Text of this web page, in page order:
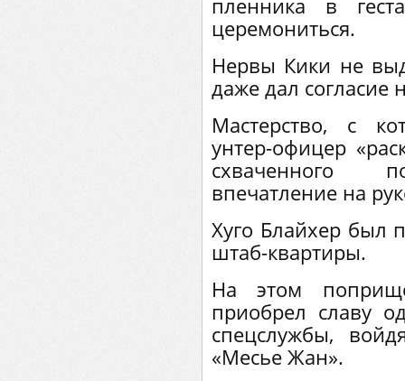
пленника в
церемониться.
Нервы Кики не
даже дал согласие
Мастерство, с
унтер-офицер
схваченного
впечатление на
Хуго Блайхер был
штаб-квартиры.
На этом
приобрел славу
спецслужбы,
«Месье Жан».